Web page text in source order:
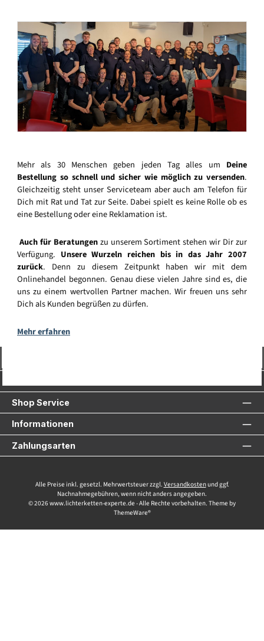
Mehr als 30 Menschen geben jeden Tag alles um Deine
Bestellung so schnell und sicher wie möglich zu versenden.
Gleichzeitig steht unser Serviceteam aber auch am Telefon für
Dich mit Rat und Tat zur Seite. Dabei spielt es keine Rolle ob es
eine Bestellung oder eine Reklamation ist.
Auch für Beratungenzu unserem Sortiment stehen wir Dir zur
Verfügung. Unsere Wurzeln reichen bis in das Jahr 2007
zurück. Denn zu diesem Zeitpunkt haben wir mit dem
Onlinehandel begonnen. Genau diese vielen Jahre sind es, die
uns zu einem wertvollen Partner machen. Wir freuen uns sehr
Dich als Kunden begrüßen zu dürfen.
Mehr erfahren
Shop Service
Informationen
Zahlungsarten
Alle Preise inkl. gesetzl. Mehrwertsteuer zzgl. Versandkostenund ggf.
Nachnahmegebühren, wenn nicht anders angegeben.
© 2026 www.lichterketten-experte.de - Alle Rechte vorbehalten. Theme by
ThemeWare®